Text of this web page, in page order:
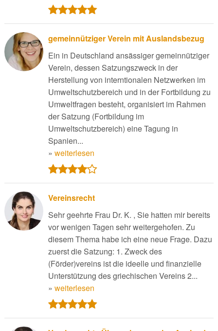
gemeinnütziger Verein mit Auslandsbezug
Ein in Deutschland ansässiger gemeinnütziger
Verein, dessen Satzungszweck in der
Herstellung von interntionalen Netzwerken im
Umweltschutzbereich und in der Fortbildung zu
Umweltfragen besteht, organisiert im Rahmen
der Satzung (Fortbildung im
Umweltschutzbereich) eine Tagung in
Spanien...
» weiterlesen
Vereinsrecht
Sehr geehrte Frau Dr. K. , Sie hatten mir bereits
vor wenigen Tagen sehr weitergehofen. Zu
diesem Thema habe ich eine neue Frage. Dazu
zuerst die Satzung: 1. Zweck des
(Förder)vereins ist die ideelle und finanzielle
Unterstützung des griechischen Vereins 2...
» weiterlesen